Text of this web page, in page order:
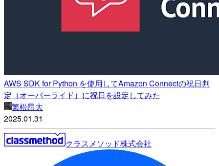
AWS SDK for Python を使用してAmazon Connectの祝日判
定（オーバーライド）に祝日を設定してみた
繁松昂大
2025.01.31
クラスメソッド株式会社